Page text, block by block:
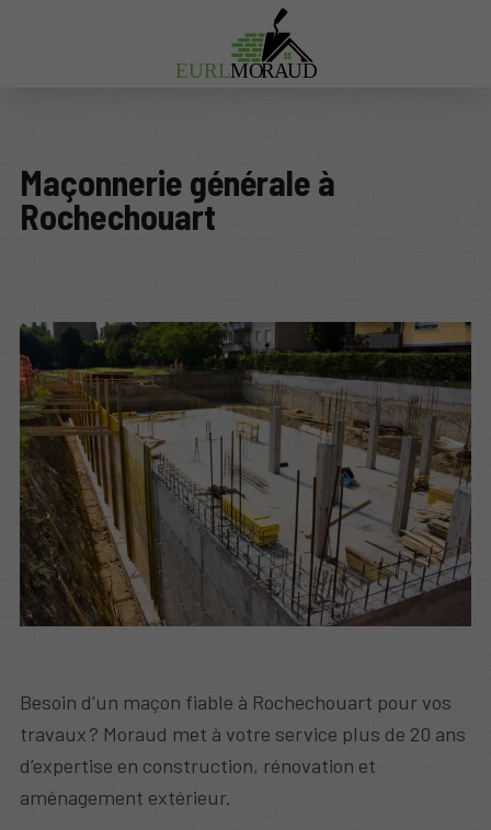
EURLMORAUD
Maçonnerie générale à
Rochechouart
Besoin d’un maçon fiable à Rochechouart pour vos
travaux ? Moraud met à votre service plus de 20 ans
d’expertise en construction, rénovation et
aménagement extérieur.